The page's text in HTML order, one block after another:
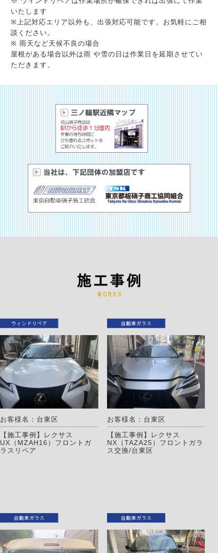
いたします
※上記対応エリア以外も、出張対応可能です。お気軽にご相
談ください。
※ 雨天など天候不良の場合
屋根がある場合以外は雨 や雪の日は作業日を延期させてい
ただきます。
お客様名：台東区
【施工事例】レクサス
UX（MZAH16）フロントガ
ラスリペア
お客様名：台東区
【施工事例】レクサス
NX（TAZA25）フロントガラ
ス交換/台東区